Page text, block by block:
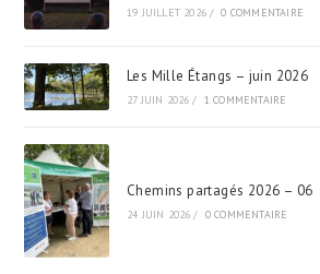
19 JUILLET 2026 / 0 COMMENTAIRE
Les Mille Étangs – juin 2026
27 JUIN 2026 / 1 COMMENTAIRE
Chemins partagés 2026 – 06
24 JUIN 2026 / 0 COMMENTAIRE